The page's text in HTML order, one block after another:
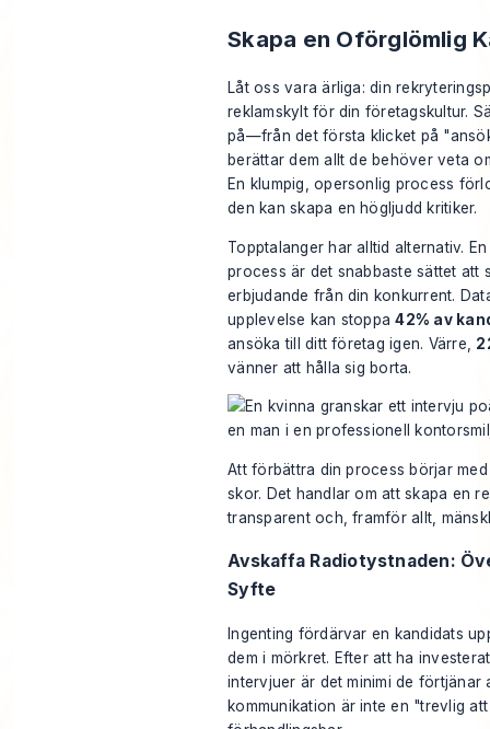
Skapa en Oförglömlig
Låt oss vara ärliga: din
reklamskylt för din företagskultur.
på—från det första klicket på
berättar dem allt de behöver veta
En klumpig, opersonlig process
den kan skapa en högljudd kritiker.
Topptalanger har alltid alternativ.
process är det snabbaste sättet att
erbjudande från din konkurrent.
upplevelse kan stoppa42% av
ansöka till ditt företag igen. Värre,
vänner att hålla sig borta.
Att förbättra din process börjar
skor. Det handlar om att skapa en
transparent och, framför allt,
Avskaffa Radiotystnaden:
Syfte
Ingenting fördärvar en kandidats
dem i mörkret. Efter att ha
intervjuer är det minimi de förtjänar
kommunikation är inte en "trevlig